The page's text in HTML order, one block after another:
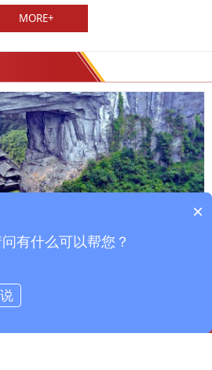
×
有什么可以帮您？